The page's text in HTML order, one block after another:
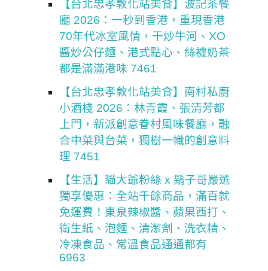
【台北忠孝敦化站美食】波記茶餐
廳 2026：一秒到香港，重現香港
70年代冰室風情，干炒牛河、XO
醬炒公仔麵、港式點心、絲襪奶茶
都是滿滿港味 7461
【台北忠孝敦化站美食】南村私廚
小酒棧 2026：林青霞、張清芳都
上門，新派創意眷村風味餐廳，融
合中菜與台菜，獨樹一幟的創意料
理 7451
【生活】貓大爺粉絲 x 鬍子哥嚴選
獨享優惠：全站千餘商品，滿百就
免運費！東泉辣椒醬、蘋果西打、
衛生紙、泡麵、清潔劑、洗衣精、
冷凍食品、常溫食品通通都有
6963